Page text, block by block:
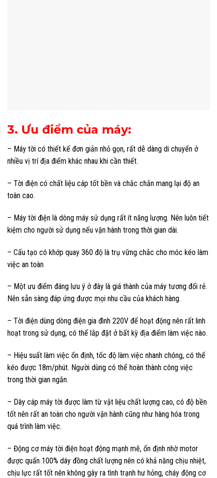
3. Ưu điểm của máy:
– Máy tời có thiết kế đơn giản nhỏ gọn, rất dễ dàng di chuyển ở
nhiều vị trí địa điểm khác nhau khi cần thiết.
– Tời điện có chất liệu cáp tốt bền và chắc chắn mang lại độ an
toàn cao.
– Máy tời điện là dòng máy sử dụng rất ít năng lượng. Nên luôn tiết
kiệm cho người sử dụng nếu vận hành trong thời gian dài.
– Cấu tạo có khớp quay 360 độ là trụ vững chắc cho móc kéo làm
việc an toàn
– Một ưu điểm đáng lưu ý ở đây là giá thành của máy tương đối rẻ.
Nên sẵn sàng đáp ứng được mọi nhu cầu của khách hàng.
– Tời điện dùng dòng điện gia đình 220V để hoạt động nên rất linh
hoạt trong sử dụng, có thể lắp đặt ở bất kỳ địa điểm làm việc nào.
– Hiệu suất làm việc ổn định, tốc độ làm việc nhanh chóng, có thể
kéo được 18m/phút. Người dùng có thể hoàn thành công việc
trong thời gian ngắn.
– Dây cáp máy tời được làm từ vật liệu chất lượng cao, có độ bền
tốt nên rất an toàn cho người vận hành cũng như hàng hóa trong
quá trình làm việc.
– Động cơ máy tời điện hoạt động mạnh mẽ, ổn định nhờ motor
được quấn 100% dây đồng chất lượng nên có khả năng chịu nhiệt,
chịu lực rất tốt nên không gây ra tình trạnh hư hỏng, cháy động cơ